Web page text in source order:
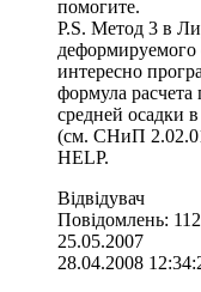
помогите.
P.S. Метод 3 в
деформируемого
интересно
формула расчета
средней осадки
(см. СНиП
HELP.
Відвідувач
Повідомлень:
25.05.2007
28.04.2008